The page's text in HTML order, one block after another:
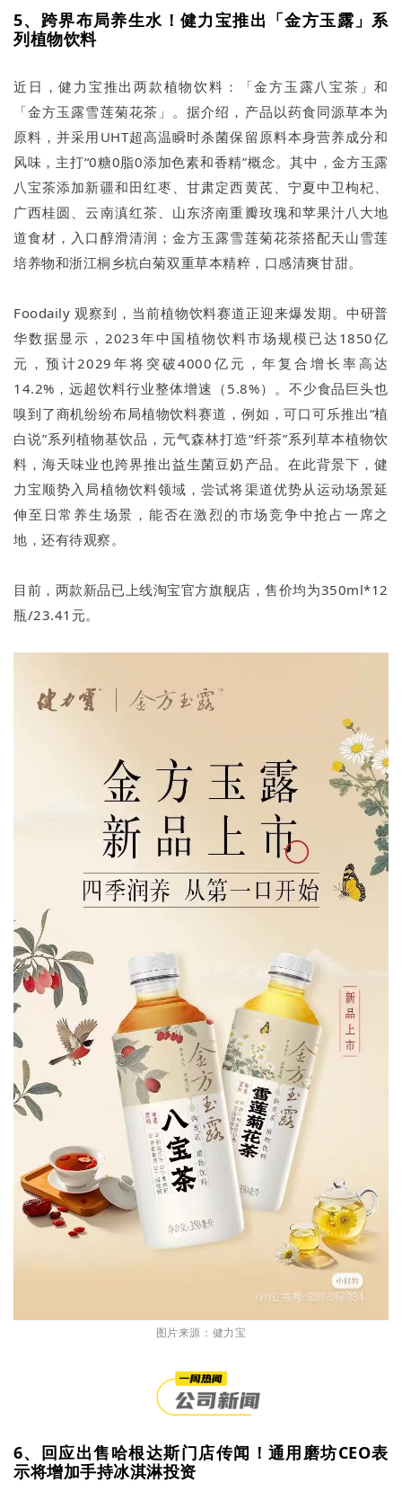
5、跨界布局养生水！健力宝推出「金方玉露」系
列植物饮料
近日，健力宝推出两款植物饮料：「金方玉露八宝茶」和
「金方玉露雪莲菊花茶」。据介绍，产品以药食同源草本为
原料，并采用UHT超高温瞬时杀菌保留原料本身营养成分和
风味，主打“0糖0脂0添加色素和香精”概念。其中，金方玉露
八宝茶添加新疆和田红枣、甘肃定西黄芪、宁夏中卫枸杞、
广西桂圆、云南滇红茶、山东济南重瓣玫瑰和苹果汁八大地
道食材，入口醇滑清润；金方玉露雪莲菊花茶搭配天山雪莲
培养物和浙江桐乡杭白菊双重草本精粹，口感清爽甘甜。
Foodaily 观察到，当前植物饮料赛道正迎来爆发期。中研普
华数据显示，2023年中国植物饮料市场规模已达1850亿
元，预计2029年将突破4000亿元，年复合增长率高达
14.2%，远超饮料行业整体增速（5.8%）。不少食品巨头也
嗅到了商机纷纷布局植物饮料赛道，例如，可口可乐推出“植
白说”系列植物基饮品，元气森林打造“纤茶”系列草本植物饮
料，海天味业也跨界推出益生菌豆奶产品。在此背景下，健
力宝顺势入局植物饮料领域，尝试将渠道优势从运动场景延
伸至日常养生场景，能否在激烈的市场竞争中抢占一席之
地，还有待观察。
目前，两款新品已上线淘宝官方旗舰店，售价均为350ml*12
瓶/23.41元。
图片来源：健力宝
6、回应出售哈根达斯门店传闻！通用磨坊CEO表
示将增加手持冰淇淋投资